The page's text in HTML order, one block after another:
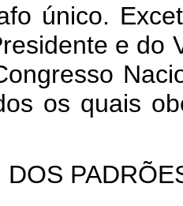
e do
os quais
DOS